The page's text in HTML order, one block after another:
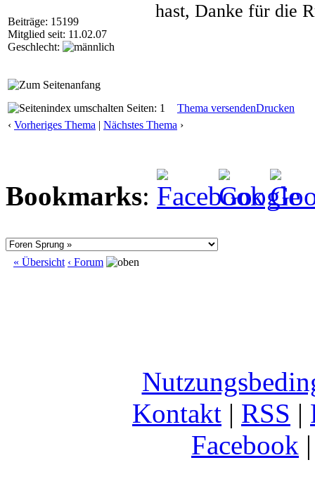
Beiträge: 15199
Mitglied seit: 11.02.07
Geschlecht:
hast, Danke für die
Seiten: 1 Thema versendenDrucken
‹ Vorheriges Thema | Nächstes Thema ›
Bookmarks:
« Übersicht ‹ Forum
Kontakt | RSS |
Facebook